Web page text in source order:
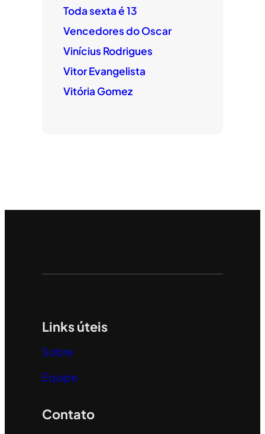
Toda sexta é 13
Vencedores do Oscar
Vinícius Rodrigues
Vitor Evangelista
Vitória Gomez
Links úteis
Sobre
Equipe
Contato